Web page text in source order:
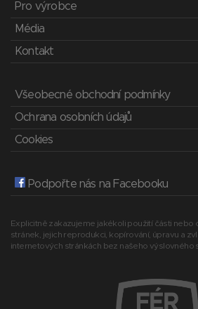
Pro výrobce
Média
Kontakt
Všeobecné obchodní podmínky
Ochrana osobních údajů
Cookies
Podpořte nás na Facebooku
Explicitně zakazujeme jakékoli použití části nebo
stránek, jejich reprodukci, kopírování, úpravu a
internetových stránkách bez našeho výslovného